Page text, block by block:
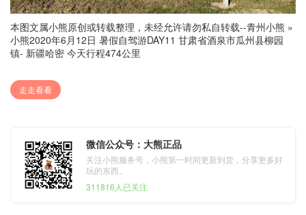
本图文属小熊原创或转载整理，未经允许请勿私自转载--青州小熊 »
小熊2020年6月12日 暑假自驾游DAY11 甘肃省酒泉市瓜州县柳园
镇- 新疆哈密 今天行程474公里
走走看看
微信公众号：大熊正品
关注小熊服务号，小熊第一时间更新到货，分享更多好
玩的东西。
311816人已关注